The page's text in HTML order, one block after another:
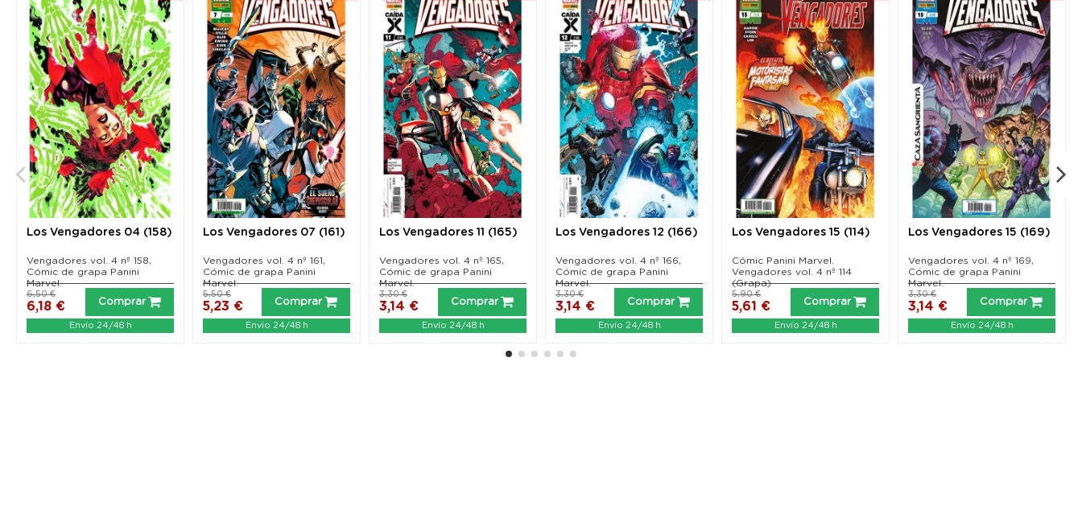
Los Vengadores 04 (158)
Vengadores vol. 4 nº 158,
Cómic de grapa Panini
Marvel.
6,18 €
6,50 €
Comprar
Envío 24/48 h
Los Vengadores 07 (161)
Vengadores vol. 4 nº 161,
Cómic de grapa Panini
Marvel.
5,23 €
5,50 €
Comprar
Envío 24/48 h
Los Vengadores 11 (165)
Vengadores vol. 4 nº 165,
Cómic de grapa Panini
Marvel.
3,14 €
3,30 €
Comprar
Envío 24/48 h
Los Vengadores 12 (166)
Vengadores vol. 4 nº 166,
Cómic de grapa Panini
Marvel.
3,14 €
3,30 €
Comprar
Envío 24/48 h
Los Vengadores 15 (114)
Cómic Panini Marvel.
Vengadores vol. 4 nº 114
(Grapa)
5,61 €
5,90 €
Comprar
Envío 24/48 h
Los Vengadores 15 (169)
Vengadores vol. 4 nº 169,
Cómic de grapa Panini
Marvel.
3,14 €
3,30 €
Comprar
Envío 24/48 h